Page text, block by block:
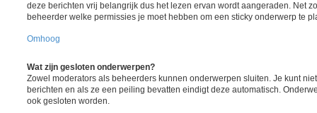
deze berichten vrij belangrijk dus het lezen ervan wordt aangeraden. Net
beheerder welke permissies je moet hebben om een sticky onderwerp te
Omhoog
Wat zijn gesloten onderwerpen?
Zowel moderators als beheerders kunnen onderwerpen sluiten. Je kunt
berichten en als ze een peiling bevatten eindigt deze automatisch.
ook gesloten worden.